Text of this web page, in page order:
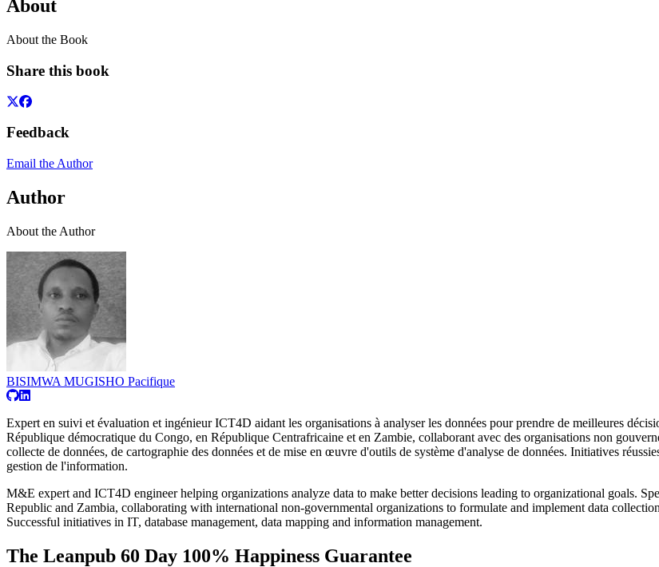
About
About the Book
Share this book
Feedback
Email the Author
Author
About the Author
BISIMWA MUGISHO Pacifique
Expert en suivi et évaluation et ingénieur ICT4D aidant les organisations à analyser les données pour prendre de meilleures
République démocratique du Congo, en République Centrafricaine et en Zambie, collaborant avec des organisations non
collecte de données, de cartographie des données et de mise en œuvre d'outils de système d'analyse de données. Initiatives
gestion de l'information.
M&E expert and ICT4D engineer helping organizations analyze data to make better decisions leading to organizational goals.
Republic and Zambia, collaborating with international non-governmental organizations to formulate and implement data
Successful initiatives in IT, database management, data mapping and information management.
The Leanpub 60 Day 100% Happiness Guarantee